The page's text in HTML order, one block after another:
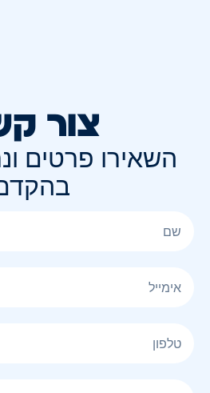
צור
השאירו פרטים